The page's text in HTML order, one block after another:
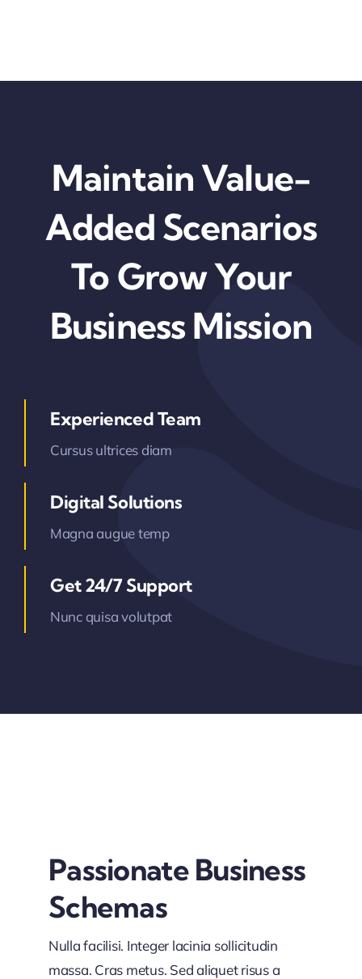
Maintain Value-
Added Scenarios
To Grow Your
Business Mission
Experienced Team
Cursus ultrices diam
Digital Solutions
Magna augue temp
Get 24/7 Support
Nunc quisa volutpat
Passionate Business
Schemas
Nulla facilisi. Integer lacinia sollicitudin
massa. Cras metus. Sed aliquet risus a